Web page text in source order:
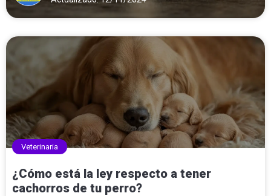
Veterinaria
¿Cómo está la ley respecto a tener
cachorros de tu perro?